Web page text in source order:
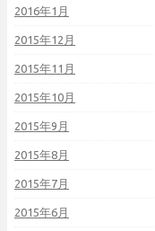
2016年1月
2015年12月
2015年11月
2015年10月
2015年9月
2015年8月
2015年7月
2015年6月